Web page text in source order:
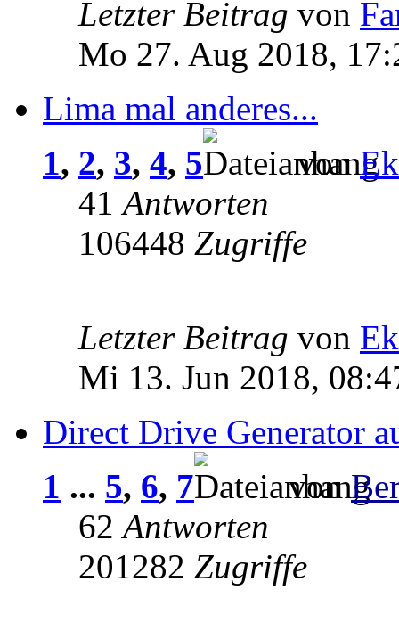
Letzter Beitrag von
Mo 27. Aug 2018,
Lima mal anderes...
1, 2, 3, 4, 5 von
41Antworten
106448 Zugriffe
Letzter Beitrag von
Mi 13. Jun 2018,
Direct Drive Generator
1 ... 5, 6, 7 von
62Antworten
201282 Zugriffe